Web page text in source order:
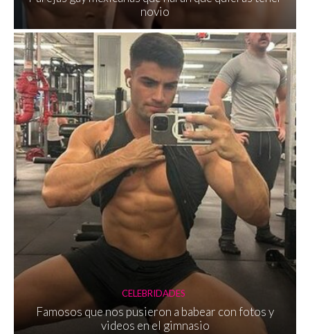
novio
CELEBRIDADES
Famosos que nos pusieron a babear con fotos y
videos en el gimnasio